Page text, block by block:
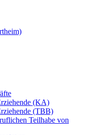
(KA)
(TBB)
Teilhabe von